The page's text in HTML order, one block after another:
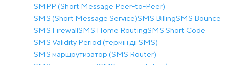
SMPP (Short Message Peer-to-Peer)
SMS (Short Message Service)SMS BillingSMS Bounce
SMS FirewallSMS Home RoutingSMS Short Code
SMS Validity Period (термін дії SMS)
SMS маршрутизатор (SMS Router)